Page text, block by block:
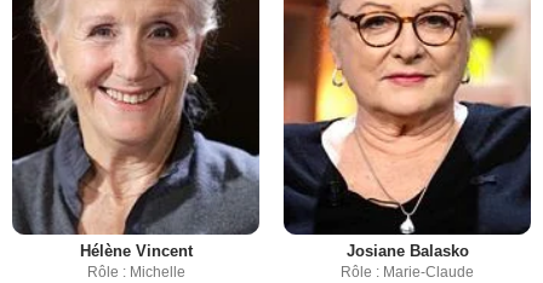
Hélène Vincent
Rôle : Michelle
Josiane Balasko
Rôle : Marie-Claude